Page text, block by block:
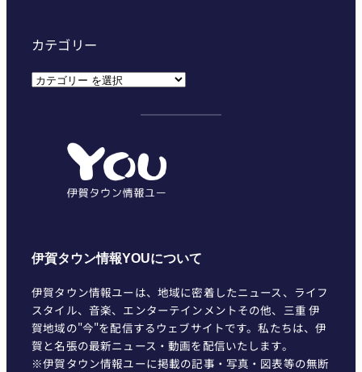
カテゴリー
カ
伊賀タウン情報YOUについて
伊賀タウン情報ユーは、地域に密着したニュース、ライフ
スタイル、音楽、エンターテインメントその他、三重 伊
賀地域の"今"を配信するウェブサイトです。私たちは、伊
賀と名張の最新ニュース・動画を配信いたします。
※伊賀タウン情報ユーに掲載の記事・写真・図表等の無断